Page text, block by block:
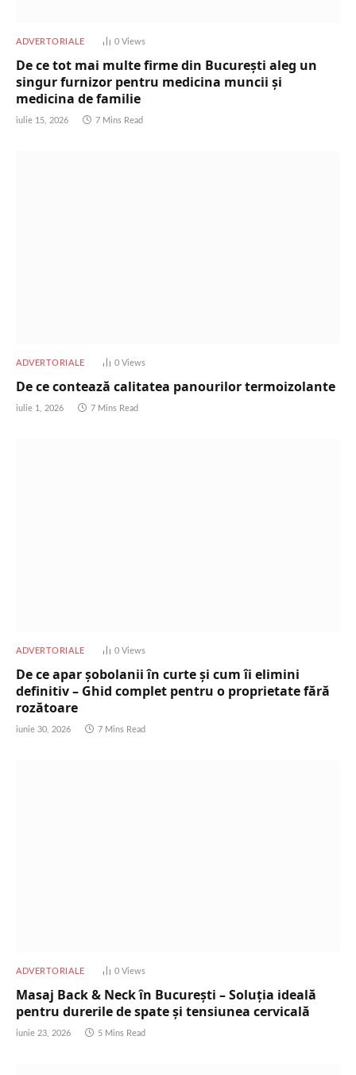
ADVERTORIALE 0 Views
De ce tot mai multe firme din București aleg un
singur furnizor pentru medicina muncii și
medicina de familie
iulie 15, 2026 7 Mins Read
ADVERTORIALE 0 Views
De ce contează calitatea panourilor termoizolante
iulie 1, 2026 7 Mins Read
ADVERTORIALE 0 Views
De ce apar șobolanii în curte și cum îi elimini
definitiv – Ghid complet pentru o proprietate fără
rozătoare
iunie 30, 2026 7 Mins Read
ADVERTORIALE 0 Views
Masaj Back & Neck în București – Soluția ideală
pentru durerile de spate și tensiunea cervicală
iunie 23, 2026 5 Mins Read